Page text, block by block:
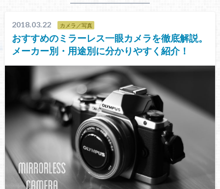
2018.03.22 カメラ／写真
おすすめのミラーレス一眼カメラを徹底解説。
メーカー別・用途別に分かりやすく紹介！